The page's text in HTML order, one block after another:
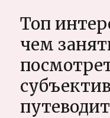
Топ
чем